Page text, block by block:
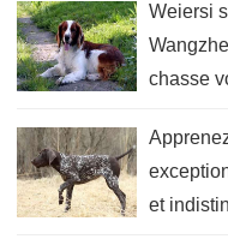
Weiersi
chasse
et